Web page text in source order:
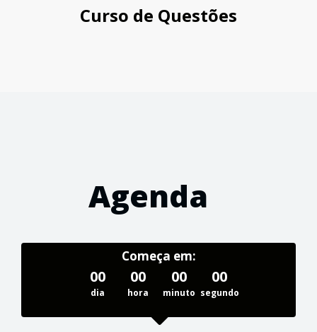
Curso de Questões
Agenda
Começa em:
00
dia
00
hora
00
minuto
00
segundo